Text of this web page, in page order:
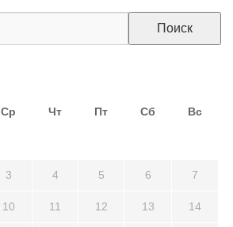
Ср Чт Пт Сб Вс
3 4 5 6 7
10 11 12 13 14